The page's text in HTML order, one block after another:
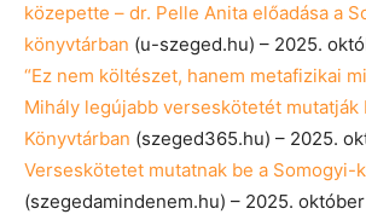
közepette – dr. Pelle Anita előadása a
könyvtárban (u-szeged.hu) – 2025.
“Ez nem költészet, hanem metafizikai
Mihály legújabb verseskötetét mutatják
Könyvtárban (szeged365.hu) – 2025.
Verseskötetet mutatnak be a Somogyi-
(szegedamindenem.hu) – 2025. október